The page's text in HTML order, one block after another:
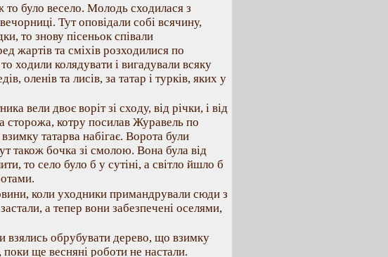
то було весело. Молодь сходилася з
Тут оповідали собі всячину,
то знову пісеньок співали
жартів та сміхів розходилися по
ходили колядувати і вигадували всяку
оленів та лисів, за татар і турків, яких у
вели двоє воріт зі сходу, від річки, і від
сторожа, котру посилав Журавель по
татарва набігає. Ворота були
також бочка зі смолою. Вона була від
то село було б у сутіні, а світло йшло б
коли уходники примандрували сюди з
а тепер вони забезпечені оселями,
обрубувати дерево, що взимку
ще весняні роботи не настали.